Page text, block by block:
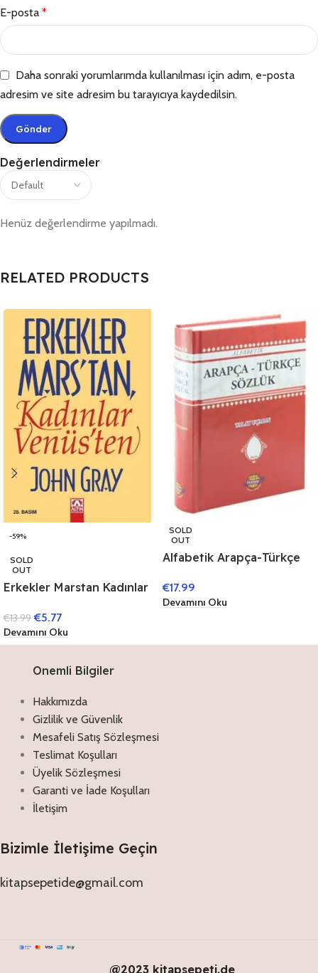
Değerlendirmeler
Henüz değerlendirme yapılmadı.
E-posta *
Daha sonraki yorumlarımda kullanılması için adım, e-posta
adresim ve site adresim bu tarayıcıya kaydedilsin.
RELATED PRODUCTS
-59%
SOLD
OUT
Erkekler Marstan Kadınlar
€13.99 €5.77
Devamını Oku
SOLD
OUT
Alfabetik Arapça-Türkçe
€17.99
Devamını Oku
Onemli Bilgiler
Hakkımızda
Gizlilik ve Güvenlik
Mesafeli Satış Sözleşmesi
Teslimat Koşulları
Üyelik Sözleşmesi
Garanti ve İade Koşulları
İletişim
Bizimle İletişime Geçin
kitapsepetide@gmail.com
@2023 kitapsepeti.de